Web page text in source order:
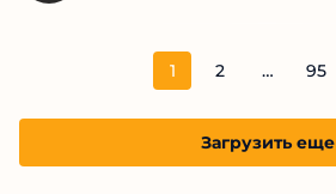
1 2 … 95
Загрузить еще